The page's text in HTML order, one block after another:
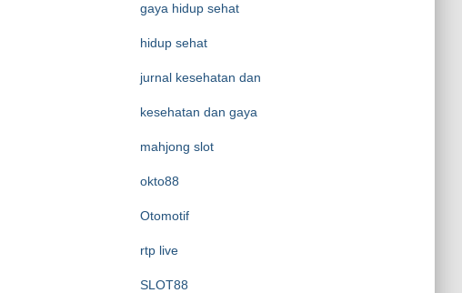
gaya hidup sehat
hidup sehat
jurnal kesehatan dan
kesehatan dan gaya
mahjong slot
okto88
Otomotif
rtp live
SLOT88